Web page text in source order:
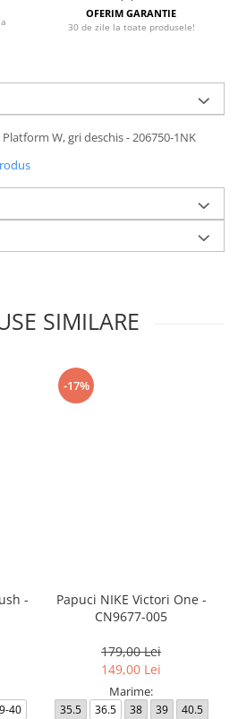
OFERIM GARANTIE
30 de zile la toate produsele!
W, gri deschis - 206750-1NK
SIMILARE
-
40
-17%
Papuci NIKE Victori One -
CN9677-005
179,00 Lei
149,00 Lei
Marime:
35.5 36.5 38 39 40.5